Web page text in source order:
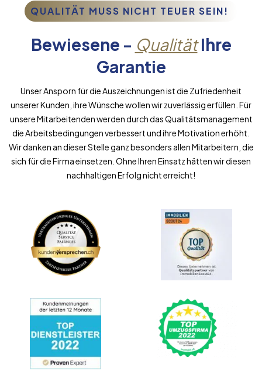
QUALITÄT MUSS NICHT TEUER SEIN!
Bewiesene - QualitätIhre
Garantie
Unser Ansporn für die Auszeichnungen ist die Zufriedenheit
unserer Kunden, ihre Wünsche wollen wir zuverlässig erfüllen. Für
unsere Mitarbeitenden werden durch das Qualitätsmanagement
die Arbeitsbedingungen verbessert und ihre Motivation erhöht.
Wir danken an dieser Stelle ganz besonders allen Mitarbeitern, die
sich für die Firma einsetzen. Ohne Ihren Einsatz hätten wir diesen
nachhaltigen Erfolg nicht erreicht!